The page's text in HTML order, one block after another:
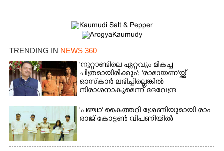
TRENDING IN NEWS 360
'നൂറ്റാണ്ടിലെ ഏറ്റവും മികച്ച
ചിത്രമായിരിക്കും': 'രാമായണ'യ്ക്ക്
ഓസ്കാ‌ർ ലഭിച്ചില്ലെങ്കിൽ
നിരാശനാകുമെന്ന് ദേവേന്ദ്ര
ഫഡ്നാവിസ്
'​പ​ഞ്ചാ​'​ ​കൈ​ത്ത​റി​ ​ശ്രേ​ണി​യു​മാ​യി​ ​രാം​
രാ​ജ് ​കോ​ട്ടൺ വിപണിയിൽ